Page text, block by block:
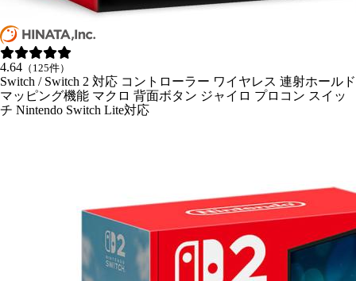
4.64 （125件）
Switch / Switch 2 対応 コントローラー ワイヤレス 連射ホールド
マッピング機能 マクロ 背面ボタン ジャイロ プロコン スイッ
チ Nintendo Switch Lite対応